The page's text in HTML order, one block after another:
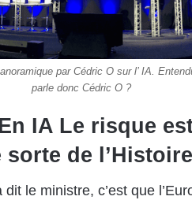
par Cédric O sur l’ IA.
parle donc Cédric O ?
IA Le risque
sorte de
le ministre, c’est que